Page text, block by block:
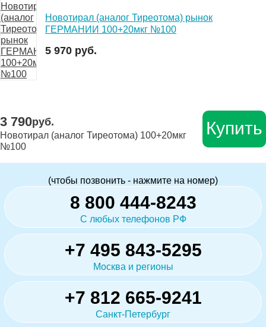
Новотирал (аналог Тиреотома) рынок
ГЕРМАНИИ 100+20мкг №100
5 970 руб.
3 790руб.
Новотирал (аналог Тиреотома) 100+20мкг
№100
Купить
(чтобы позвонить - нажмите на номер)
8 800 444-8243
С любых телефонов РФ
+7 495 843-5295
Москва и регионы
+7 812 665-9241
Санкт-Петербург